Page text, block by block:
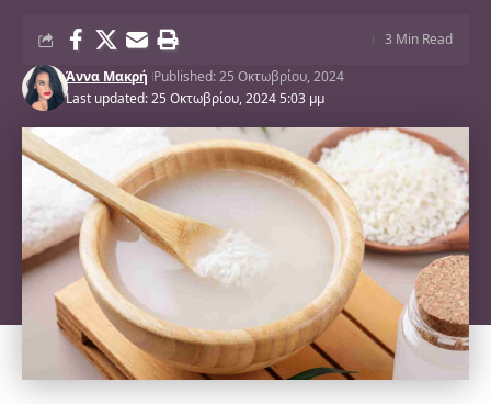
Last updated: 25 Οκτωβρίου, 2024 5:03 μμ
Άννα Μακρή Published: 25 Οκτωβρίου, 2024
3 Min Read